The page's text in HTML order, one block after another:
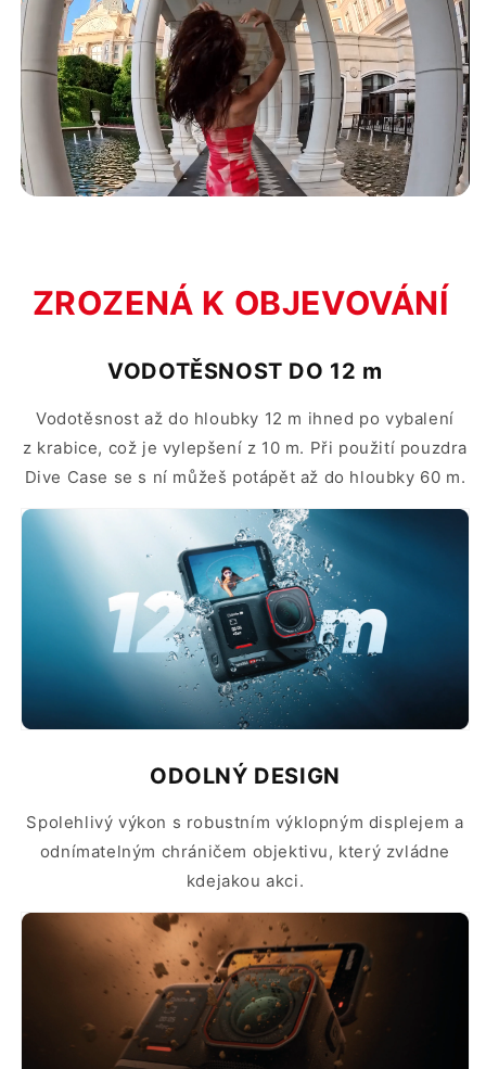
ZROZENÁ K OBJEVOVÁNÍ
VODOTĚSNOST DO 12 m
Vodotěsnost až do hloubky 12 m ihned po vybalení
z krabice, což je vylepšení z 10 m. Při použití pouzdra
Dive Case se s ní můžeš potápět až do hloubky 60 m.
ODOLNÝ DESIGN
Spolehlivý výkon s robustním výklopným displejem a
odnímatelným chráničem objektivu, který zvládne
kdejakou akci.